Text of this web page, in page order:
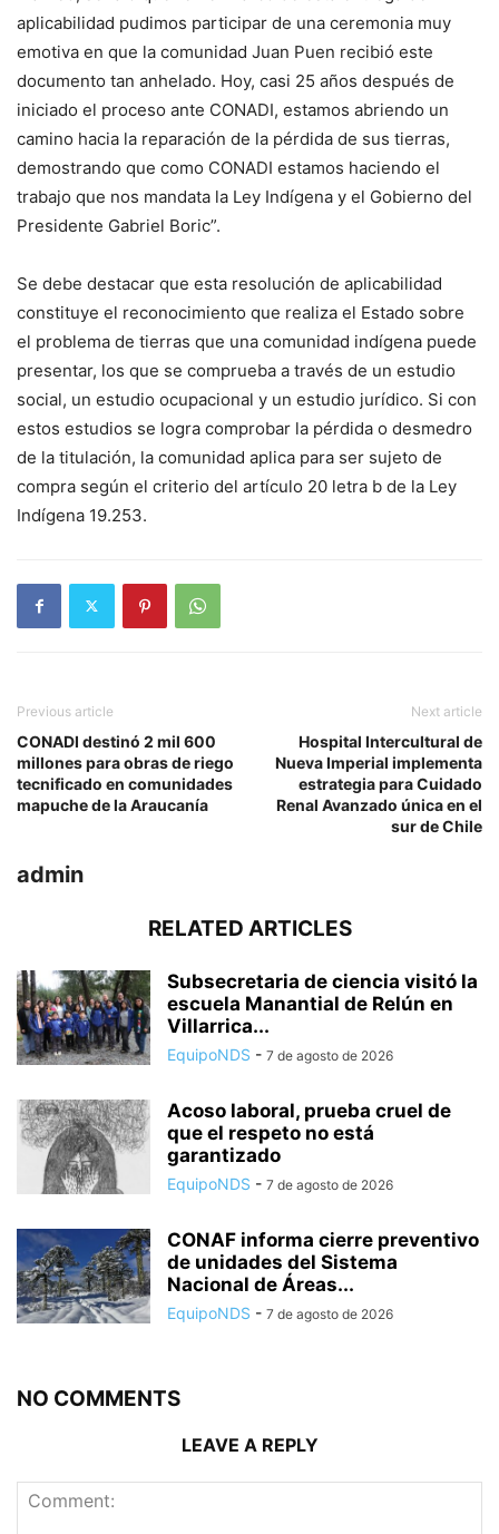
aplicabilidad pudimos participar de una ceremonia muy
emotiva en que la comunidad Juan Puen recibió este
documento tan anhelado. Hoy, casi 25 años después de
iniciado el proceso ante CONADI, estamos abriendo un
camino hacia la reparación de la pérdida de sus tierras,
demostrando que como CONADI estamos haciendo el
trabajo que nos mandata la Ley Indígena y el Gobierno del
Presidente Gabriel Boric”.
Se debe destacar que esta resolución de aplicabilidad
constituye el reconocimiento que realiza el Estado sobre
el problema de tierras que una comunidad indígena puede
presentar, los que se comprueba a través de un estudio
social, un estudio ocupacional y un estudio jurídico. Si con
estos estudios se logra comprobar la pérdida o desmedro
de la titulación, la comunidad aplica para ser sujeto de
compra según el criterio del artículo 20 letra b de la Ley
Indígena 19.253.
Previous article
CONADI destinó 2 mil 600
millones para obras de riego
tecnificado en comunidades
mapuche de la Araucanía
Next article
Hospital Intercultural de
Nueva Imperial implementa
estrategia para Cuidado
Renal Avanzado única en el
sur de Chile
admin
RELATED ARTICLES
Subsecretaria de ciencia visitó la
escuela Manantial de Relún en
Villarrica...
EquipoNDS - 7 de agosto de 2026
Acoso laboral, prueba cruel de
que el respeto no está
garantizado
EquipoNDS - 7 de agosto de 2026
CONAF informa cierre preventivo
de unidades del Sistema
Nacional de Áreas...
EquipoNDS - 7 de agosto de 2026
NO COMMENTS
LEAVE A REPLY